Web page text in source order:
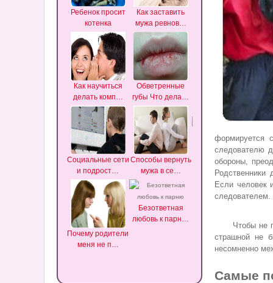
Ребенок просит
котенка
Как заставить
мужа ревнов…
Как научиться
делать комп…
Обветренные
губы Что дела…
Социальные сети
и подрост…
Способы вернуть
мужа в се…
Почему родители
меня не п…
Безответная
любовь к парн…
Как справиться с
капризам…
Как убрать
темные мешки
п…
Как стать
красивой в
дома…
Что
Как и где
формируется
следователю
обороны,
Если человек
следователем.
Чтобы не
страшной не
несомненно
Самые